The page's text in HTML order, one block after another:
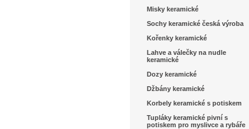
Misky keramické
Sochy keramické česká výroba
Kořenky keramické
Lahve a válečky na nudle
keramické
Dozy keramické
Džbány keramické
Korbely keramické s potiskem
Tupláky keramické pivní s
potiskem pro myslivce a rybáře